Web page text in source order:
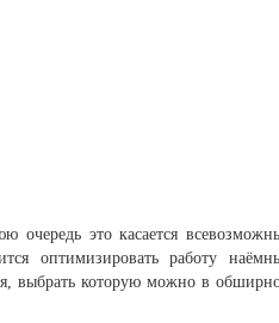
очередь это касается
оптимизировать работу
выбрать которую можно в